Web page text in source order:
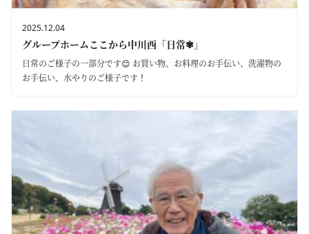
2025.12.04
グループホームここから中川西「日常✾」
日常のご様子の一部分です😊 お買い物、お料理のお手伝い、洗濯物の
お手伝い、水やりのご様子です！